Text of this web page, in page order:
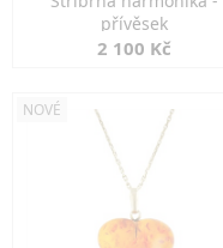
přívěsek
2 100 Kč
NOVÉ